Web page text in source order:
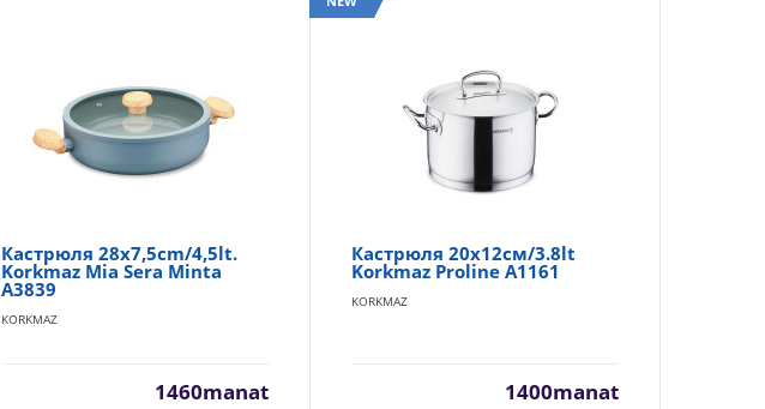
Кастрюля 28x7,5cm/4,5lt.
Korkmaz Mia Sera Minta
A3839
KORKMAZ
1460manat
Кастрюля 20x12см/3.8lt
Korkmaz Proline A1161
KORKMAZ
1400manat